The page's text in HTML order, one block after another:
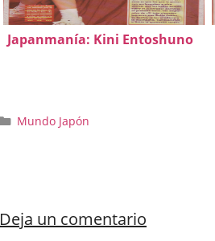
Japanmanía: Kini Entoshuno
Categorías
Mundo Japón
Deja un comentario